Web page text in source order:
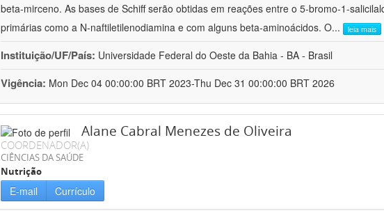
beta-mirceno. As bases de Schiff serão obtidas em reações entre o 5-bromo-1-
primárias como a N-naftiletilenodiamina e com alguns beta-aminoácidos. O... leia mais
Instituição/UF/País: Universidade Federal do Oeste da Bahia - BA - Brasil
Vigência: Mon Dec 04 00:00:00 BRT 2023-Thu Dec 31 00:00:00 BRT 2026
Alane Cabral Menezes de Oliveira
COORDENADOR(A)
CIÊNCIAS DA SAÚDE
Nutrição
E-mail Currículo